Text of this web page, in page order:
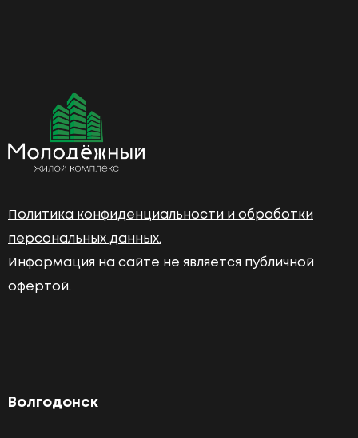
Политика конфиденциальности и обработки
персональных данных.
Информация на сайте не является публичной
офертой.
Волгодонск